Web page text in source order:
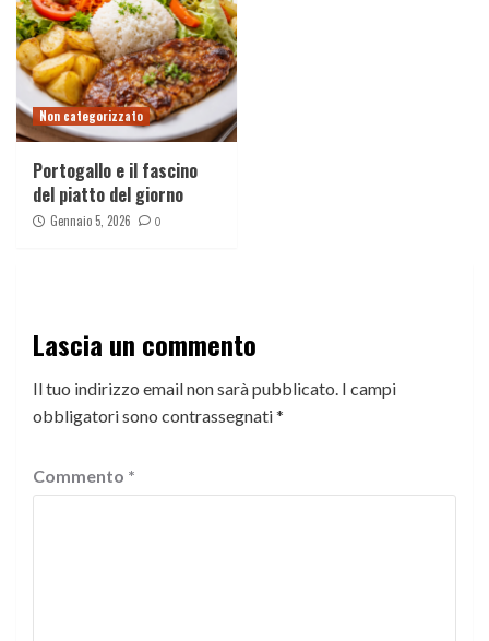
Non categorizzato
Portogallo e il fascino
del piatto del giorno
Gennaio 5, 2026 0
Lascia un commento
Il tuo indirizzo email non sarà pubblicato. I campi
obbligatori sono contrassegnati*
Commento *